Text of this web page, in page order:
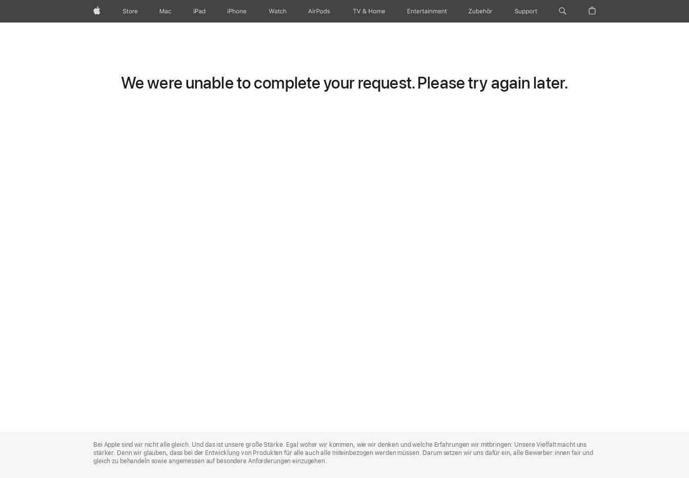
Apple Store Mac iPad iPhone Watch AirPods TV & Home Entertainment Zubehör Support
We were unable to complete your request. Please try again later.
Footer
Bei Apple sind wir nicht alle gleich. Und das ist unsere große Stärke. Egal woher wir kommen, wie wir denken und welche Erfahrungen wir mitbringen: Unsere Vielfalt macht uns
stärker. Denn wir glauben, dass bei der Entwicklung von Produkten für alle auch alle miteinbezogen werden müssen. Darum setzen wir uns dafür ein, alle Bewerber:innen fair und
gleich zu behandeln sowie angemessen auf besondere Anforderungen einzugehen.